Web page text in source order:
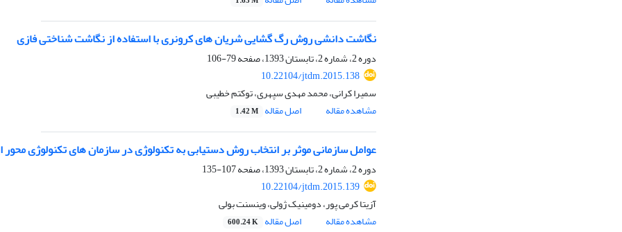
نگاشت دانشی روش رگ‏ گشایی شریان‏ های کرونری با استفاده از نگاشت شناختی فازی
دوره 2، شماره 2، تابستان 1393، صفحه
79-106
10.22104/jtdm.2015.138
سمیرا کرانی، محمد مهدی سپهری، توکتم خطیبی
مشاهده مقاله
اصل مقاله 1.42 M
عوامل سازمانی موثر بر انتخاب روش دستیابی به تکنولوژی در سازمان های تکنولوژی محور
دوره 2، شماره 2، تابستان 1393، صفحه
107-135
10.22104/jtdm.2015.139
آزیتا کرمی پور، دومینیک ژولی، وینسنت بولی
مشاهده مقاله
اصل مقاله 600.24 K